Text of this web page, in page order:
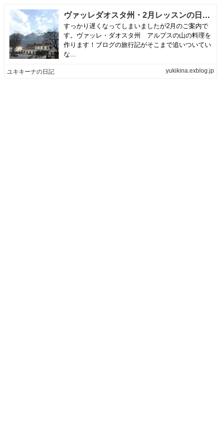
ヴァッレダオスタ州・2月レッスンの日程とメニューのご案内です。 | ユキキーナの日記
すっかり遅くなってしまいましたが2月のご案内で
す。ヴァッレ・ダオスタ州 アルプスの山の料理を
作ります！ブログの旅行記がそこまで追いついてい
な...
ユキキーナの日記 yukikina.exblog.jp